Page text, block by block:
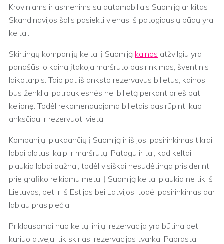
Kroviniams ir asmenims su automobiliais Suomiją ar kitas
Skandinavijos šalis pasiekti vienas iš patogiausių būdų yra
keltai.
Skirtingų kompanijų keltai į Suomiją kainos atžvilgiu yra
panašūs, o kainą įtakoja maršruto pasirinkimas, šventinis
laikotarpis. Taip pat iš anksto rezervavus bilietus, kainos
bus ženkliai patrauklesnės nei bilietą perkant prieš pat
kelionę. Todėl rekomenduojama bilietais pasirūpinti kuo
anksčiau ir rezervuoti vietą.
Kompanijų, plukdančių į Suomiją ir iš jos, pasirinkimas tikrai
labai platus, kaip ir maršrutų. Patogu ir tai, kad keltai
plaukia labai dažnai, todėl visiškai nesudėtinga prisiderinti
prie grafiko reikiamu metu. Į Suomiją keltai plaukia ne tik iš
Lietuvos, bet ir iš Estijos bei Latvijos, todėl pasirinkimas dar
labiau prasiplečia.
Priklausomai nuo keltų linijų, rezervacija yra būtina bet
kuriuo atveju, tik skiriasi rezervacijos tvarka. Paprastai